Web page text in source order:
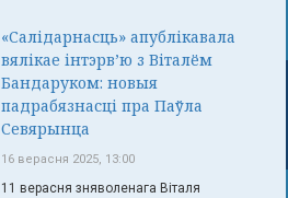
«Салідарнасць» апублікавала
вялікае інтэрв’ю з Віталём
Бандаруком: новыя
падрабязнасці пра Паўла
Севярынца
16 верасня 2025, 13:00
11 верасня зняволенага Віталя